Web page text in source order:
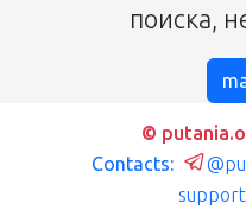
поиска,
©
Contacts: